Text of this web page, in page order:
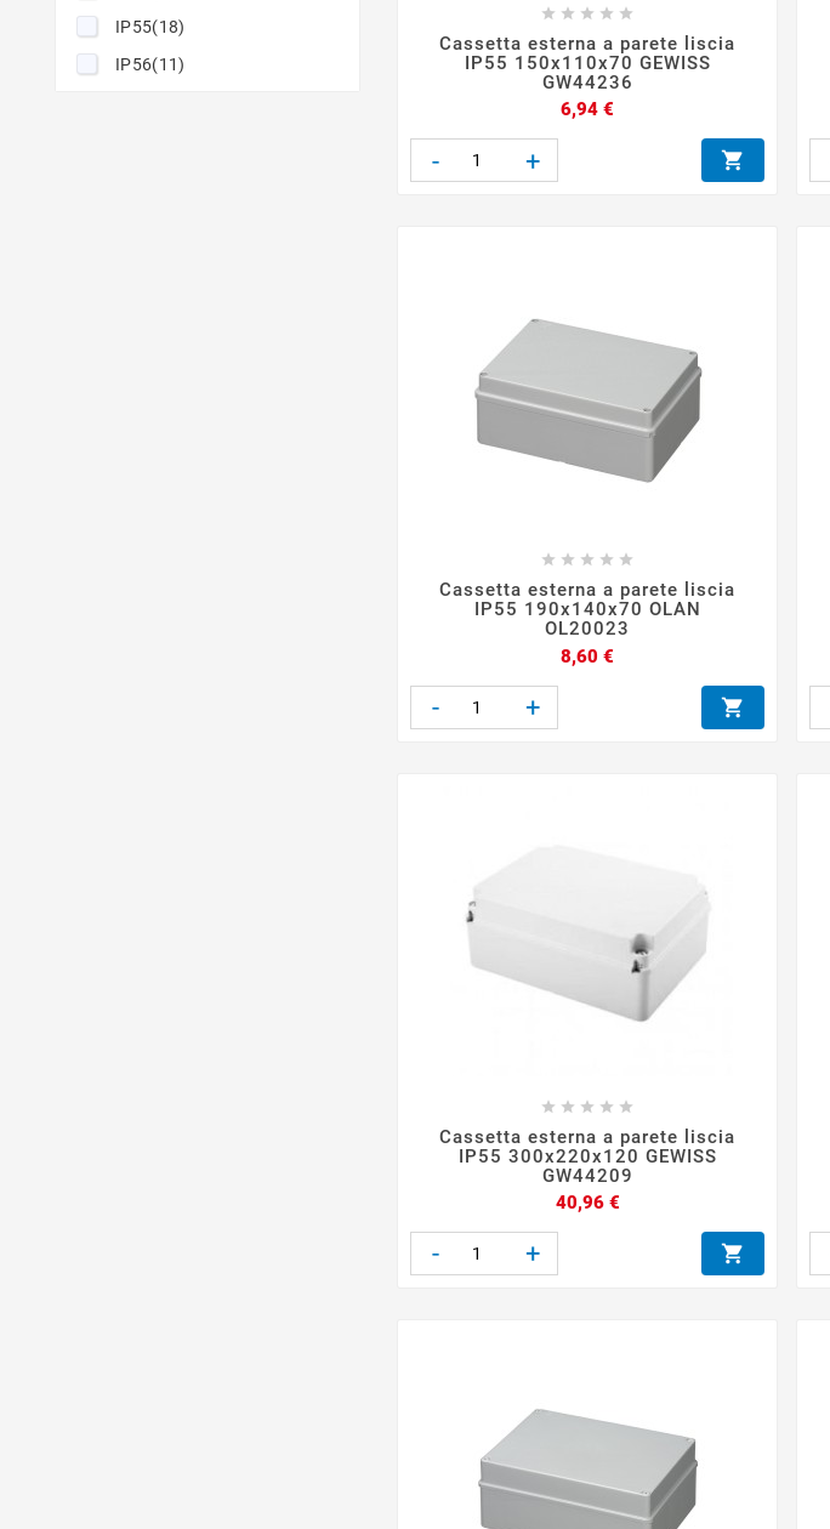
IP55(18)
IP56(11)
    
Cassetta esterna a parete liscia
IP55 150x110x70 GEWISS
GW44236
6,94 €
- + 
    
Cassetta esterna a parete liscia
IP55 190x140x70 OLAN
OL20023
8,60 €
- + 
    
Cassetta esterna a parete liscia
IP55 300x220x120 GEWISS
GW44209
40,96 €Prezzo
- + 